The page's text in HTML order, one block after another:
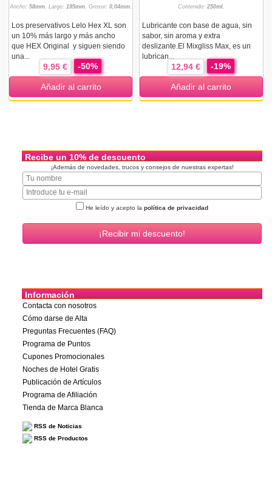
Ancho:58mm. Largo: 195mm. Grosor:0,04mm.
Los preservativos Lelo Hex XL son
un 10% más largo y más ancho
que HEX Original y siguen siendo
una...
9,95 € -50%
Añadir al carrito
Contenido: 250ml.
Lubricante con base de agua, sin
sabor, sin aroma y extra
deslizante.El Mixgliss Max, es un
lubrican...
12,94 € -19%
Añadir al carrito
Recibe un 10% de descuento
¡Además de novedades, trucos y consejos de nuestras expertas!
He leído y acepto la política de privacidad
Información
Contacta con nosotros
Cómo darse de Alta
Preguntas Frecuentes (FAQ)
Programa de Puntos
Cupones Promocionales
Noches de Hotel Gratis
Publicación de Artículos
Programa de Afiliación
Tienda de Marca Blanca
RSS de Noticias
RSS de Productos